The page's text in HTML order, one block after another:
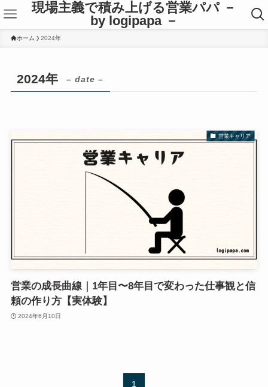
現場主義で積み上げる営業パパ －
by logipapa －
ホーム 2024年
2024年 – date –
営業キャリア
営業の成長曲線｜1年目〜8年目で変わった仕事観と信
頼の作り方【実体験】
2024年6月10日
1